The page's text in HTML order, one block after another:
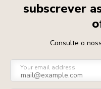
subscrever
Consulte o
Your email address